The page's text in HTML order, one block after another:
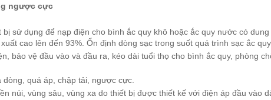
ngược cực
bị sử dụng để nạp điện cho bình ắc quy khô hoặc ắc quy nước có
cao lên đến 93%. Ổn định dòng sạc trong suốt quá trình sạc ắc quy.
bảo vệ đầu vào và đầu ra, kéo dài tuổi thọ cho bình ắc quy, phòng
quá áp, chập tải, ngược cực.
núi, vùng sâu, vùng xa do thiết bị được thiết kế với điện áp đầu vào